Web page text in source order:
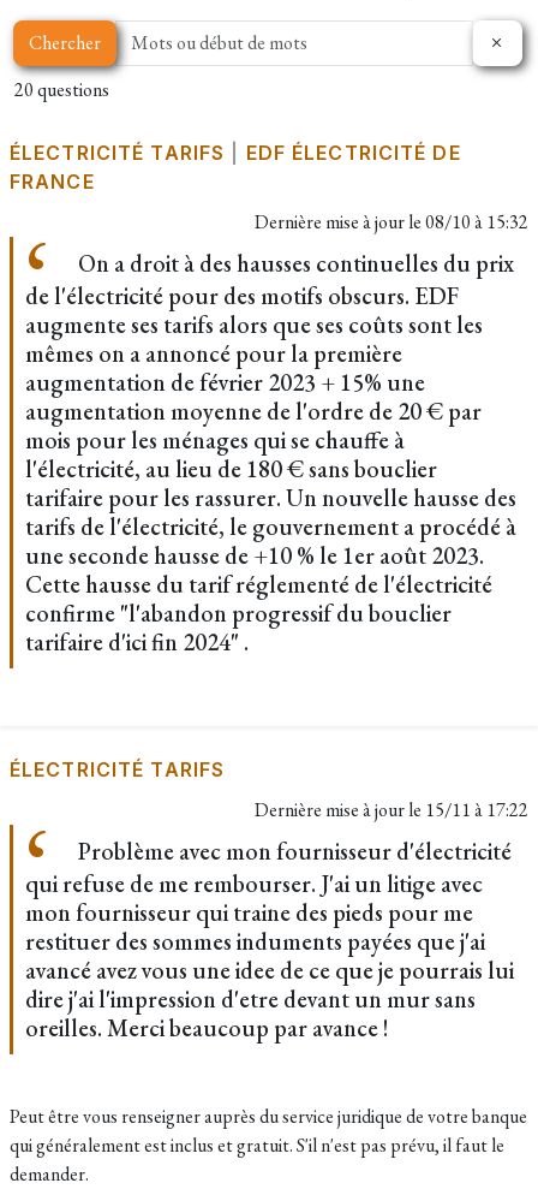
Chercher
20 questions
ÉLECTRICITÉ TARIFS
EDF ÉLECTRICITÉ DE
FRANCE
Dernière mise à jour le08/10 à 15:32
On a droit à des hausses continuelles du prix
de l'électricité pour des motifs obscurs. EDF
augmente ses tarifs alors que ses coûts sont les
mêmes on a annoncé pour la première
augmentation de février 2023 + 15% une
augmentation moyenne de l'ordre de 20 € par
mois pour les ménages qui se chauffe à
l'électricité, au lieu de 180 € sans bouclier
tarifaire pour les rassurer. Un nouvelle hausse des
tarifs de l'électricité, le gouvernement a procédé à
une seconde hausse de +10 % le 1er août 2023.
Cette hausse du tarif réglementé de l'électricité
confirme "l'abandon progressif du bouclier
tarifaire d'ici fin 2024" .
ÉLECTRICITÉ TARIFS
Dernière mise à jour le 15/11 à 17:22
Problème avec mon fournisseur d'électricité
qui refuse de me rembourser. J'ai un litige avec
mon fournisseur qui traine des pieds pour me
restituer des sommes induments payées que j'ai
avancé avez vous une idee de ce que je pourrais lui
dire j'ai l'impression d'etre devant un mur sans
oreilles. Merci beaucoup par avance !
Peut être vous renseigner auprès du service juridique de votre banque
qui généralement est inclus et gratuit. S'il n'est pas prévu, il faut le
demander.